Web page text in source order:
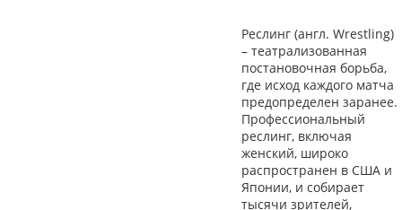
Реслинг (англ. Wrestling)
– театрализованная
постановочная борьба,
где исход каждого матча
предопределен заранее.
Профессиональный
реслинг, включая
женский, широко
распространен в США и
Японии, и собирает
тысячи зрителей,